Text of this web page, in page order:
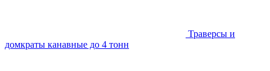
Траверсы и
домкраты канавные до 4 тонн